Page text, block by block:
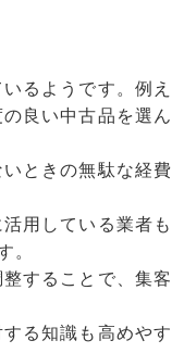
るようです。例え
良い中古品を選ん
ときの無駄な経費
用している業者も
。
することで、集客
る知識も高めやす